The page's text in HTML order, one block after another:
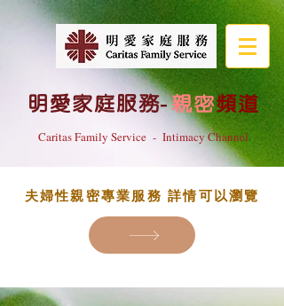
明愛家庭服務-親密頻道
Caritas Family Service - Intimacy Channel
夫婦性親密專業服務 詳情可以瀏覽